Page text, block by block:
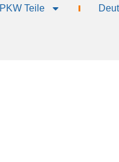
PKW Teile